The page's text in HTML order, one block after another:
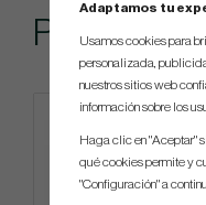
Popular
Adaptamos tu
Usamos cookies para
personalizada,
nuestros sitios web
información sobre los
Haga clic en "Aceptar"
qué cookies permite y
"Configuración" a